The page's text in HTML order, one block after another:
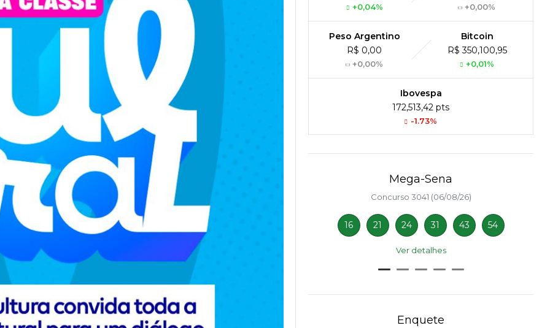
+0,04% +0,00%
Peso Argentino
R$ 0,00
+0,00%
Bitcoin
R$ 350,100,95
+0,01%
Ibovespa
172,513,42 pts
-1.73%
26)
26
88
Duplasena
Concurso 2993 (07/08/26)
03 11
Ver detalhes
Mega-Sena
Concurso 3041 (06/08/26)
16 21 24 31 43 54
Ver detalhes
Enquete